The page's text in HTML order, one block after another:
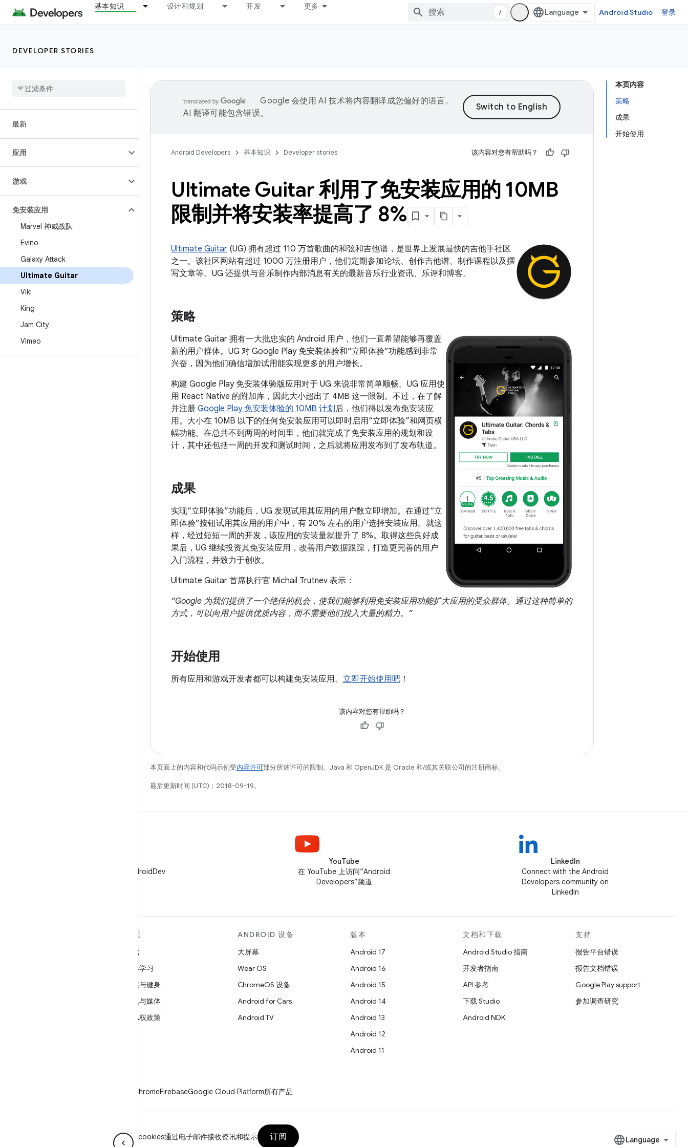
基本知识 设计和规划 开发 更多
/ Android Studio 登录
DEVELOPER STORIES
最新
应用
游戏
免安装应用
Marvel 神威战队
Evino
Galaxy Attack
Ultimate Guitar
Viki
King
Jam City
Vimeo
本页内容
策略
成果
开始使用
Google 会使用 AI 技术将内容翻译成您偏好的语言。
AI 翻译可能包含错误。
Android Developers 基本知识 Developer stories 该内容对您有帮助吗？
Ultimate Guitar 利用了免安装应用的 10MB
限制并将安装率提高了 8%
Ultimate Guitar (UG) 拥有超过 110 万首歌曲的和弦和吉他谱，是世界上发展最快的吉他手社区
之一。该社区网站有超过 1000 万注册用户，他们定期参加论坛、创作吉他谱、制作课程以及撰
写文章等。UG 还提供与音乐制作内部消息有关的最新音乐行业资讯、乐评和博客。
策略
Ultimate Guitar 拥有一大批忠实的 Android 用户，他们一直希望能够再覆盖
新的用户群体。UG 对 Google Play 免安装体验和“立即体验”功能感到非常
兴奋，因为他们确信增加试用能实现更多的用户增长。
构建 Google Play 免安装体验版应用对于 UG 来说非常简单顺畅。UG 应用使
用 React Native 的附加库，因此大小超出了 4MB 这一限制。不过，在了解
并注册 Google Play 免安装体验的 10MB 计划后，他们得以发布免安装应
用。大小在 10MB 以下的任何免安装应用可以即时启用“立即体验”和网页横
幅功能。在总共不到两周的时间里，他们就完成了免安装应用的规划和设
计，其中还包括一周的开发和测试时间，之后就将应用发布到了发布轨道。
成果
实现“立即体验”功能后，UG 发现试用其应用的用户数立即增加。在通过“立
即体验”按钮试用其应用的用户中，有 20% 左右的用户选择安装应用。就这
样，经过短短一周的开发，该应用的安装量就提升了 8%。取得这些良好成
果后，UG 继续投资其免安装应用，改善用户数据跟踪，打造更完善的用户
入门流程，并致力于创收。
Ultimate Guitar 首席执行官 Michail Trutnev 表示：
“Google 为我们提供了一个绝佳的机会，使我们能够利用免安装应用功能扩大应用的受众群体。通过这种简单的
方式，可以向用户提供优质内容，而不需要他们投入大量的精力。”
开始使用
所有应用和游戏开发者都可以构建免安装应用。 立即开始使用吧 ！
该内容对您有帮助吗？
本页面上的内容和代码示例受内容许可部分所述许可的限制。Java 和 OpenJDK 是 Oracle 和/或其关联公司的注册商标。
最后更新时间 (UTC)：2018-09-19。
在 X 上关注 @AndroidDev
YouTube
在 YouTube 上访问“Android
Developers”频道
LinkedIn
Connect with the Android
Developers community on
LinkedIn
发现
游戏
机器学习
健康与健身
相机与媒体
隐私权政策
ANDROID 设备
大屏幕
Wear OS
ChromeOS 设备
Android for Cars
Android TV
版本
Android 17
Android 16
Android 15
Android 14
Android 13
Android 12
Android 11
文档和下载
Android Studio 指南
开发者指南
API 参考
下载 Studio
Android NDK
支持
报告平台错误
报告文档错误
Google Play support
参加调查研究
ChromeFirebaseGoogle Cloud Platform所有产品
Manage cookies通过电子邮件接收资讯和提示 订阅